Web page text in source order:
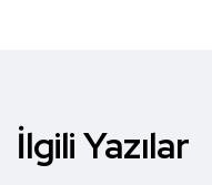
İlgili Yazılar